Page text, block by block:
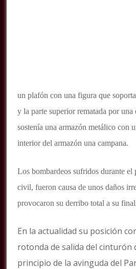
un plafón con una figura que
y la parte superior rematada por una
sostenía una armazón metálico con
interior del armazón una campana.
Los bombardeos sufridos durante el
civil, fueron causa de unos daños
provocaron su derribo total a su
En la actualidad su posición
rotonda de salida del cinturón
principio de la avinguda del